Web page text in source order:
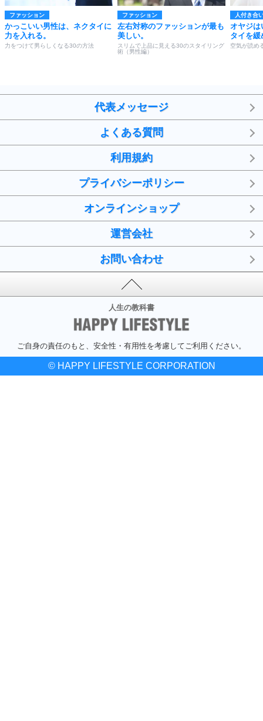
ファッション
かっこいい男性は、ネクタイに
力を入れる。
力をつけて男らしくなる30の方法
ファッション
左右対称のファッションが最も
美しい。
スリムで上品に見える30のスタイリング
術（男性編）
人付き合
オヤジは
タイを緩
空気が読め
代表メッセージ
よくある質問
利用規約
プライバシーポリシー
オンラインショップ
運営会社
お問い合わせ
人生の教科書
ご自身の責任のもと、安全性・有用性を考慮してご利用ください。
© HAPPY LIFESTYLE CORPORATION